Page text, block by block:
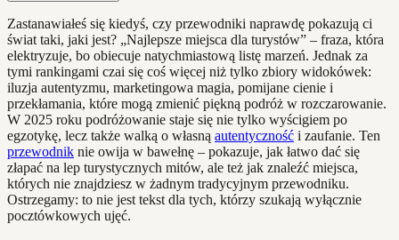
Zastanawiałeś się kiedyś, czy przewodniki naprawdę pokazują ci
świat taki, jaki jest? „Najlepsze miejsca dla turystów” – fraza, która
elektryzuje, bo obiecuje natychmiastową listę marzeń. Jednak za
tymi rankingami czai się coś więcej niż tylko zbiory widokówek:
iluzja autentyzmu, marketingowa magia, pomijane cienie i
przekłamania, które mogą zmienić piękną podróż w rozczarowanie.
W 2025 roku podróżowanie staje się nie tylko wyścigiem po
egzotykę, lecz także walką o własną autentyczność i zaufanie. Ten
przewodnik nie owija w bawełnę – pokazuje, jak łatwo dać się
złapać na lep turystycznych mitów, ale też jak znaleźć miejsca,
których nie znajdziesz w żadnym tradycyjnym przewodniku.
Ostrzegamy: to nie jest tekst dla tych, którzy szukają wyłącznie
pocztówkowych ujęć.